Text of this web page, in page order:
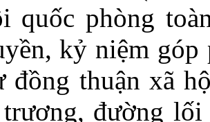
quốc phòng
kỷ niệm góp
đồng thuận xã
đường